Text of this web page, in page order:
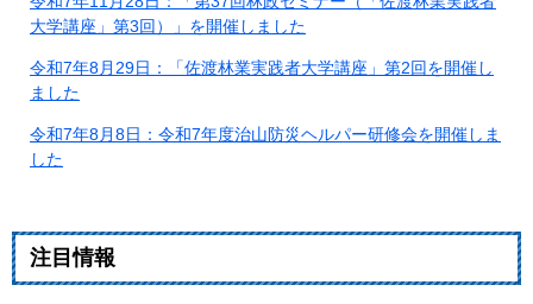
大学講座」第3回）」を開催しました
令和7年8月29日：「佐渡林業実践者大学講座」第2回を開催し
ました
令和7年8月8日：令和7年度治山防災ヘルパー研修会を開催しま
した
注目情報